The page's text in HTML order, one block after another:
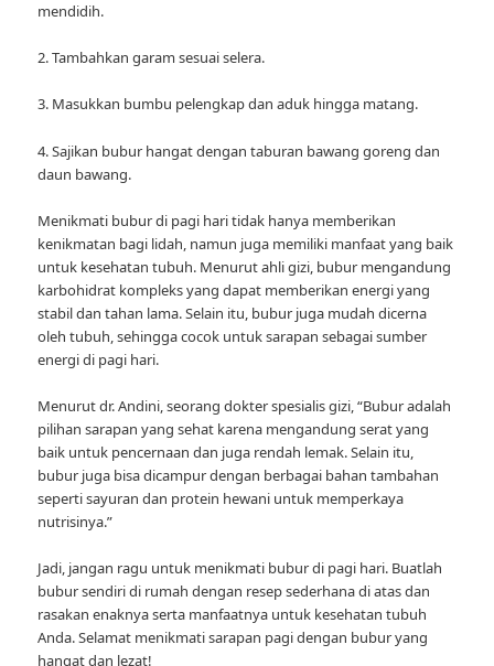
mendidih.
2. Tambahkan garam sesuai selera.
3. Masukkan bumbu pelengkap dan aduk hingga matang.
4. Sajikan bubur hangat dengan taburan bawang goreng dan
daun bawang.
Menikmati bubur di pagi hari tidak hanya memberikan
kenikmatan bagi lidah, namun juga memiliki manfaat yang baik
untuk kesehatan tubuh. Menurut ahli gizi, bubur mengandung
karbohidrat kompleks yang dapat memberikan energi yang
stabil dan tahan lama. Selain itu, bubur juga mudah dicerna
oleh tubuh, sehingga cocok untuk sarapan sebagai sumber
energi di pagi hari.
Menurut dr. Andini, seorang dokter spesialis gizi, “Bubur adalah
pilihan sarapan yang sehat karena mengandung serat yang
baik untuk pencernaan dan juga rendah lemak. Selain itu,
bubur juga bisa dicampur dengan berbagai bahan tambahan
seperti sayuran dan protein hewani untuk memperkaya
nutrisinya.”
Jadi, jangan ragu untuk menikmati bubur di pagi hari. Buatlah
bubur sendiri di rumah dengan resep sederhana di atas dan
rasakan enaknya serta manfaatnya untuk kesehatan tubuh
Anda. Selamat menikmati sarapan pagi dengan bubur yang
hangat dan lezat!